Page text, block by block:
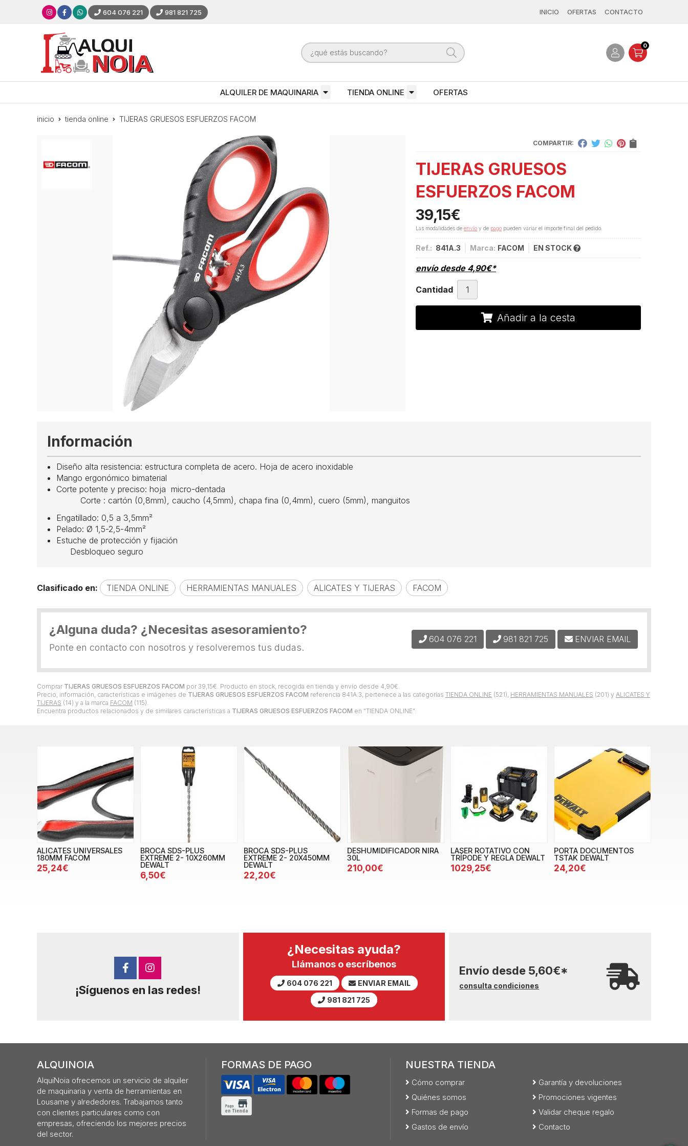
604 076 221 981 821 725 INICIO OFERTAS CONTACTO
0
ALQUILER DE MAQUINARIA TIENDA ONLINE OFERTAS
inicio tienda online TIJERAS GRUESOS ESFUERZOS FACOM
COMPARTIR:
TIJERAS GRUESOS
ESFUERZOS FACOM
39,15€
Las modalidades de envío y de pago pueden variar el importe final del pedido.
Ref.: 841A.3 Marca: FACOM EN STOCK
envío desde 4,90€*
Cantidad
Añadir a la cesta
Comprar TIJERAS GRUESOS ESFUERZOS FACOM por 39,15€. Producto en stock, recogida en tienda y envío desde 4,90€.
Precio, información, características e imágenes de TIJERAS GRUESOS ESFUERZOS FACOM referencia 841A.3, pertenece a las categorías TIENDA ONLINE (521), HERRAMIENTAS MANUALES (201) y ALICATES Y
TIJERAS (14) y a la marca FACOM (115).
Encuentra productos relacionados y de similares características a TIJERAS GRUESOS ESFUERZOS FACOM en "TIENDA ONLINE".
Información
Diseño alta resistencia: estructura completa de acero. Hoja de acero inoxidable
Mango ergonómico bimaterial
Corte potente y preciso: hoja micro-dentada
Corte : cartón (0,8mm), caucho (4,5mm), chapa fina (0,4mm), cuero (5mm), manguitos
Engatillado: 0,5 a 3,5mm²
Pelado: Ø 1,5-2,5-4mm²
Estuche de protección y fijación
Desbloqueo seguro
Clasificado en: TIENDA ONLINE HERRAMIENTAS MANUALES ALICATES Y TIJERAS FACOM
¿Alguna duda? ¿Necesitas asesoramiento?
Ponte en contacto con nosotros y resolveremos tus dudas.
604 076 221 981 821 725 ENVIAR EMAIL
ALICATES UNIVERSALES
180MM FACOM
25,24€
BROCA SDS-PLUS
EXTREME 2- 10X260MM
DEWALT
6,50€
BROCA SDS-PLUS
EXTREME 2- 20X450MM
DEWALT
22,20€
DESHUMIDIFICADOR NIRA
30L
210,00€
LASER ROTATIVO CON
TRÍPODE Y REGLA DEWALT
1029,25€
PORTA DOCUMENTOS
TSTAK DEWALT
24,20€
¡Síguenos en las redes!
¿Necesitas ayuda?
Llámanos o escríbenos
604 076 221
ENVIAR EMAIL
981 821 725
Envío desde 5,60€*
consulta condiciones
ALQUINOIA
AlquiNoia ofrecemos un servicio de alquiler
de maquinaria y venta de herramientas en
Lousame y alrededores. Trabajamos tanto
con clientes particulares como con
empresas, ofreciendo los mejores precios
del sector.
FORMAS DE PAGO NUESTRA TIENDA
Cómo comprar
Quiénes somos
Formas de pago
Gastos de envío
Garantía y devoluciones
Promociones vigentes
Validar cheque regalo
Contacto